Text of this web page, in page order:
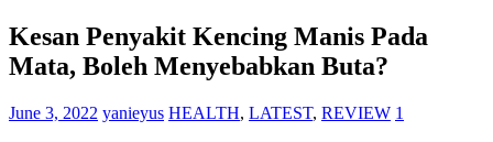
Kesan Penyakit Kencing Manis Pada
Mata, Boleh Menyebabkan Buta?
June 3, 2022 yanieyus HEALTH, LATEST, REVIEW 1